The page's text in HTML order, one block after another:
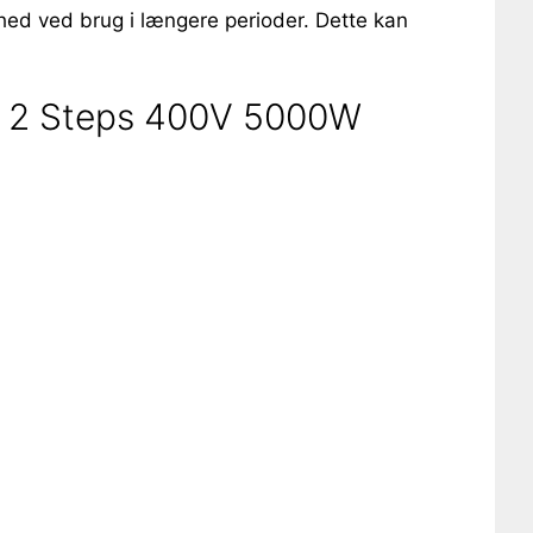
ved brug i længere perioder. Dette kan
Steps 400V 5000W